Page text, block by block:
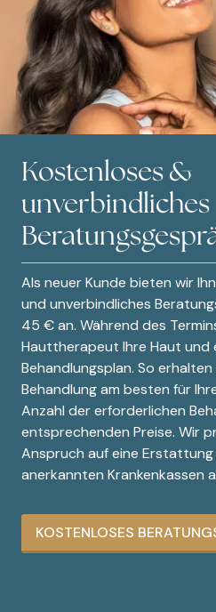
Kostenloses &
unverbindliches
Als neuer Kunde bieten wir
und unverbindliches
45 € an. Während des
Hauttherapeut Ihre Haut und
Behandlungsplan. So erhalten
Behandlung am besten für
Anzahl der erforderlichen
entsprechenden Preise. Wir
Anspruch auf eine Erstattung
anerkannten Krankenkassen
KOSTENLOSES